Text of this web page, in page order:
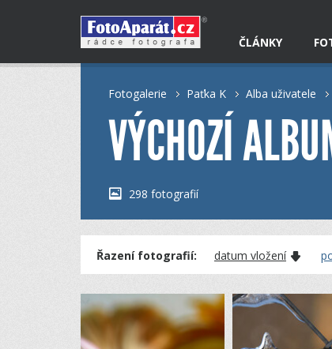
ČLÁNKY
Fotogalerie Paťka K Alba uživatele
VÝCHOZÍ
298 fotografií
Řazení fotografií: datum vložení